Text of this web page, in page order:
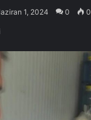
1, 2024 0 0